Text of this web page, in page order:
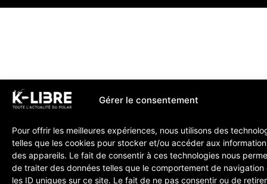
Gérer le consentement
Pour offrir les meilleures expériences, nous utilisons des
telles que les cookies pour stocker et/ou accéder aux
des appareils. Le fait de consentir à ces technologies nous
de traiter des données telles que le comportement de navigation
les ID uniques sur ce site. Le fait de ne pas consentir ou de